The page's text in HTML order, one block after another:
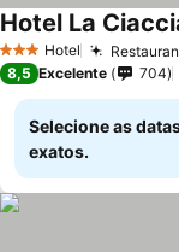
3 EstrelasHotel
Hotel La
8,5 Excelente 704
Selecione as
exatos.